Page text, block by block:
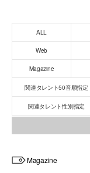
ALL
Web
Magazine
関連タレント50音順指定
関連タレント性別指定
Magazine